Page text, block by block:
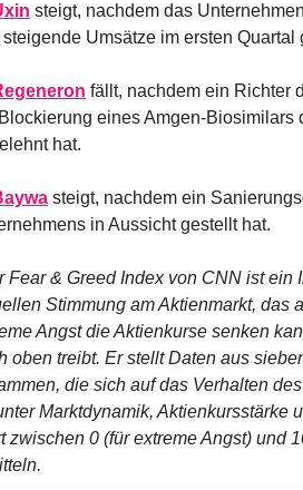
steigt, nachdem das
Umsätze im ersten Quartal
fällt, nachdem ein Richter
eines Amgen-Biosimilars
hat.
steigt, nachdem ein
in Aussicht gestellt hat.
Fear & Greed Index von CNN ist ein
Stimmung am Aktienmarkt, das
Angst die Aktienkurse senken
oben treibt. Er stellt Daten aus
die sich auf das Verhalten
Marktdynamik, Aktienkursstärke
zwischen 0 (für extreme Angst) und